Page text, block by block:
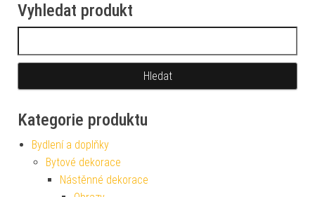
Vyhledat produkt
Kategorie produktu
Bydlení a doplňky
Bytové dekorace
Nástěnné dekorace